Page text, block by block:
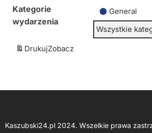
Kategorie
wydarzenia
General
Wszystkie
DrukujZobacz
Kaszubski24.pl 2024. Wszelkie prawa